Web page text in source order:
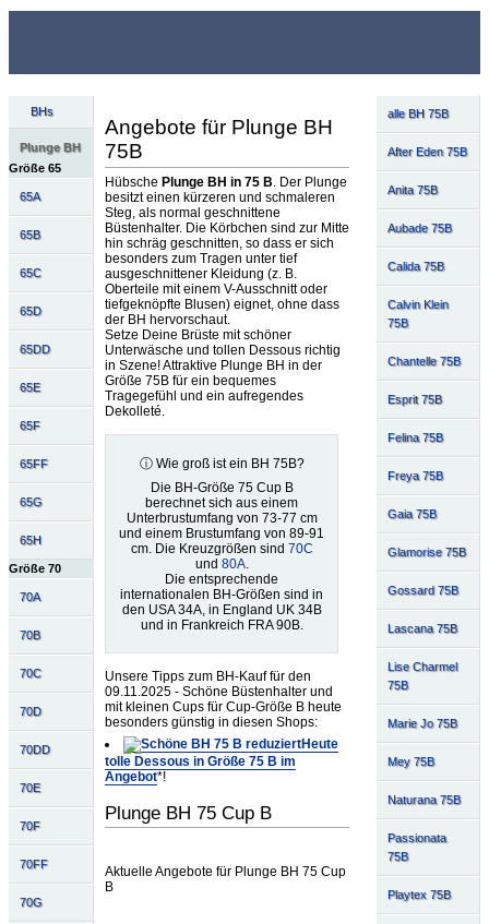
BHs
Plunge BH
Größe 65
65A
65B
65C
65D
65DD
65E
65F
65FF
65G
65H
Größe 70
70A
70B
70C
70D
70DD
70E
70F
70FF
70G
alle BH 75B
After Eden 75B
Anita 75B
Aubade 75B
Calida 75B
Calvin Klein
75B
Chantelle 75B
Esprit 75B
Felina 75B
Freya 75B
Gaia 75B
Glamorise 75B
Gossard 75B
Lascana 75B
Lise Charmel
75B
Marie Jo 75B
Mey 75B
Naturana 75B
Passionata
75B
Playtex 75B
Angebote für Plunge BH
75B
Hübsche Plunge BH in 75 B. Der Plunge
besitzt einen kürzeren und schmaleren
Steg, als normal geschnittene
Büstenhalter. Die Körbchen sind zur Mitte
hin schräg geschnitten, so dass er sich
besonders zum Tragen unter tief
ausgeschnittener Kleidung (z. B.
Oberteile mit einem V-Ausschnitt oder
tiefgeknöpfte Blusen) eignet, ohne dass
der BH hervorschaut.
Setze Deine Brüste mit schöner
Unterwäsche und tollen Dessous richtig
in Szene! Attraktive Plunge BH in der
Größe 75B für ein bequemes
Tragegefühl und ein aufregendes
Dekolleté.
ⓘ Wie groß ist ein BH 75B?
Die BH-Größe 75 Cup B
berechnet sich aus einem
Unterbrustumfang von 73-77 cm
und einem Brustumfang von 89-91
cm. Die Kreuzgrößen sind 70C
und 80A.
Die entsprechende
internationalen BH-Größen sind in
den USA 34A, in England UK 34B
und in Frankreich FRA 90B.
Unsere Tipps zum BH-Kauf für den
09.11.2025 - Schöne Büstenhalter und
mit kleinen Cups für Cup-Größe B heute
besonders günstig in diesen Shops:
Heute
tolle Dessous in Größe 75 B im
Angebot*!
Plunge BH 75 Cup B
Aktuelle Angebote für Plunge BH 75 Cup
B